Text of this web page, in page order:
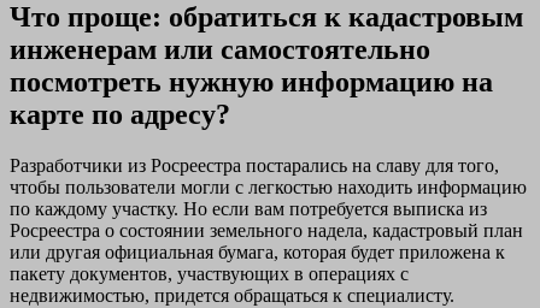
Что проще: обратиться к кадастровым
инженерам или самостоятельно
посмотреть нужную информацию на
карте по адресу?
Разработчики из Росреестра постарались на славу для того,
чтобы пользователи могли с легкостью находить информацию
по каждому участку. Но если вам потребуется выписка из
Росреестра о состоянии земельного надела, кадастровый план
или другая официальная бумага, которая будет приложена к
пакету документов, участвующих в операциях с
недвижимостью, придется обращаться к специалисту.